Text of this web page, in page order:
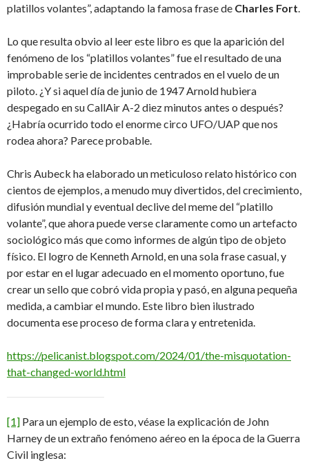
platillos volantes”, adaptando la famosa frase de Charles Fort
Lo que resulta obvio al leer este libro es que la aparición del
fenómeno de los “platillos volantes” fue el resultado de una
improbable serie de incidentes centrados en el vuelo de un
piloto. ¿Y si aquel día de junio de 1947 Arnold hubiera
despegado en su CallAir A-2 diez minutos antes o después?
¿Habría ocurrido todo el enorme circo UFO/UAP que nos
rodea ahora? Parece probable.
Chris Aubeck ha elaborado un meticuloso relato histórico con
cientos de ejemplos, a menudo muy divertidos, del crecimiento,
difusión mundial y eventual declive del meme del “platillo
volante”, que ahora puede verse claramente como un artefacto
sociológico más que como informes de algún tipo de objeto
físico. El logro de Kenneth Arnold, en una sola frase casual, y
por estar en el lugar adecuado en el momento oportuno, fue
crear un sello que cobró vida propia y pasó, en alguna pequeña
medida, a cambiar el mundo. Este libro bien ilustrado
documenta ese proceso de forma clara y entretenida.
https://pelicanist.blogspot.com/2024/01/the-misquotation-
that-changed-world.html
[1] Para un ejemplo de esto, véase la explicación de John
Harney de un extraño fenómeno aéreo en la época de la Guerra
Civil inglesa: